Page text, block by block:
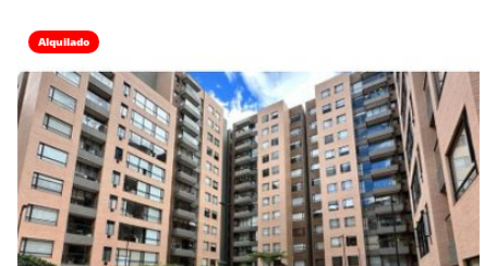
Alquilado